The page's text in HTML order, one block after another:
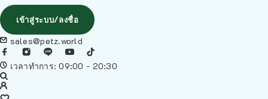
เข้าสู่ระบบ/ลงชื่อ
sales@petz.world
เวลาทำการ: 09:00 - 20:30